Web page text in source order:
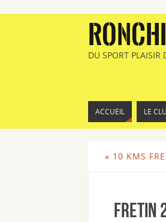
DU SPORT
ACCUEIL LE
« 10 KMS